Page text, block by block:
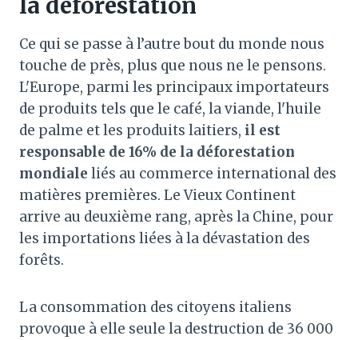
Ce qui se passe à l’autre bout du monde nous
touche de près, plus que nous ne le pensons.
L'Europe, parmi les principaux importateurs
de produits tels que le café, la viande, l'huile
de palme et les produits laitiers, il est
responsable de 16% de la déforestation
mondiale liés au commerce international des
matières premières. Le Vieux Continent
arrive au deuxième rang, après la Chine, pour
les importations liées à la dévastation des
forêts.
La consommation des citoyens italiens
provoque à elle seule la destruction de 36 000